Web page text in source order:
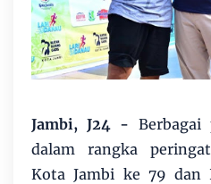
Jambi, J24 - Berbagai
dalam rangka
Kota Jambi ke 79 dan